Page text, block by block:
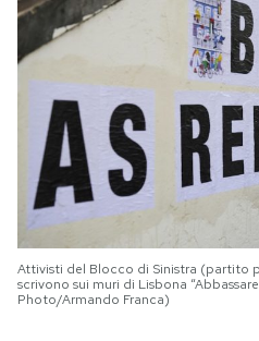
Attivisti del Blocco di Sinistra (partito
scrivono sui muri di Lisbona
Photo/Armando Franca)